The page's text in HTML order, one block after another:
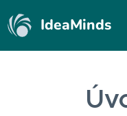
IdeaMinds